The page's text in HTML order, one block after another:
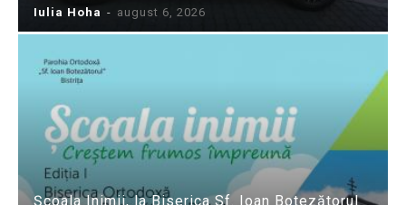
Iulia Hoha - august 6, 2026
Școala Inimii, la Biserica Sf. Ioan Botezătorul